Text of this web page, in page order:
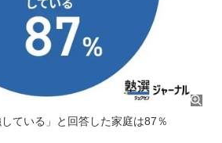
している」と回答した家庭は87％